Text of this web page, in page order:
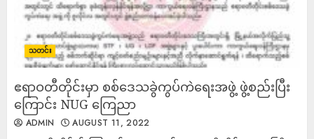
သတင်း
ဧရာဝတီတိုင်းမှာ စစ်ဒေသခွဲကွပ်ကဲရေးအဖွဲ့ ဖွဲ့စည်းပြီး
ကြောင်း NUG ကြေညာ
ADMIN AUGUST 11, 2022